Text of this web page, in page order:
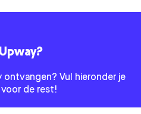
ontvangen? Vul hieronder je
voor de rest!